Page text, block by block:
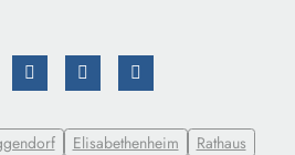
Elisabethenheim
Rathaus